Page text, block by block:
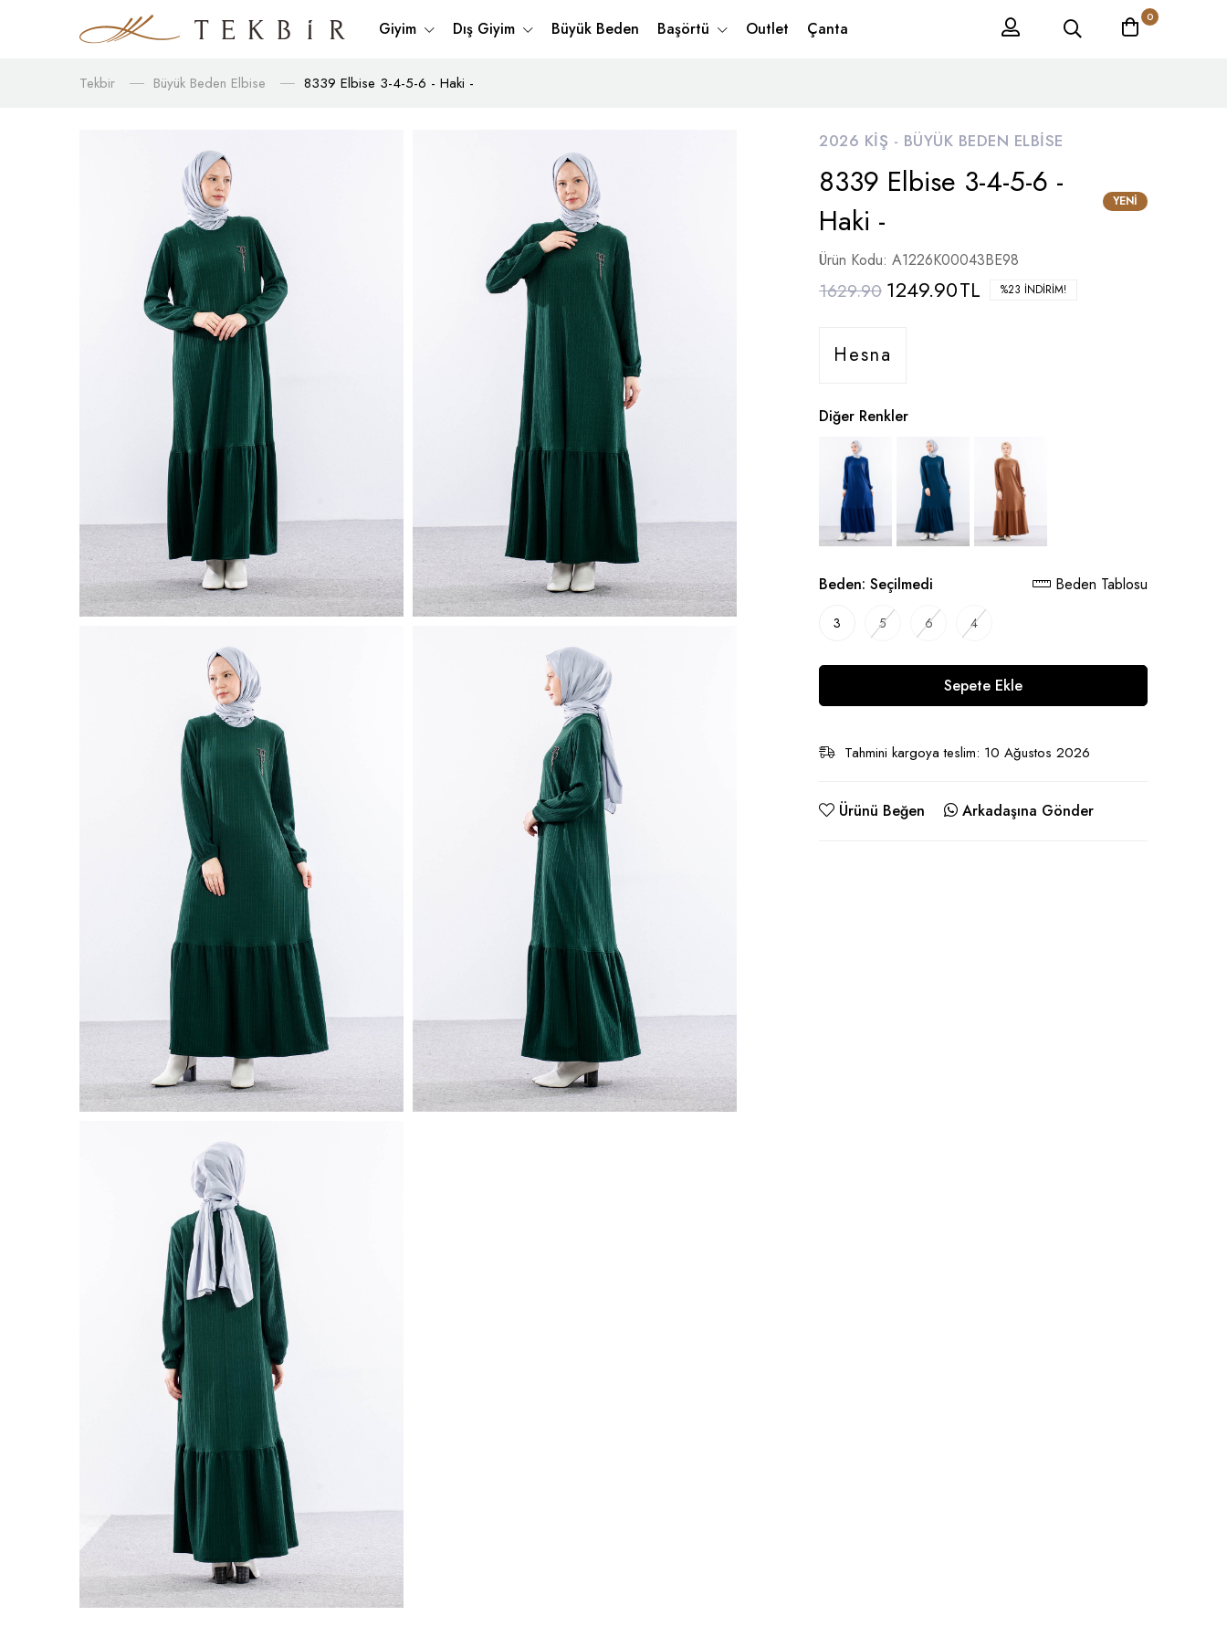
Giyim Dış Giyim Büyük Beden Başörtü Outlet Çanta
0
Tekbir Büyük Beden Elbise 8339 Elbise 3-4-5-6 - Haki -
2026 KIŞ - BÜYÜK BEDEN ELBISE
8339 Elbise 3-4-5-6 -
Haki -
YENI
Ürün Kodu: A1226K00043BE98
1629.90 1249.90TL %23 İNDIRIM!
Hesna
Diğer Renkler
Beden: Seçilmedi Beden Tablosu
3 5 6 4
Sepete Ekle
Tahmini kargoya teslim: 10 Ağustos 2026
Ürünü Beğen Arkadaşına Gönder